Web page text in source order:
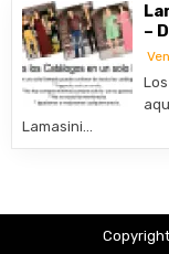
–
Lamasini…